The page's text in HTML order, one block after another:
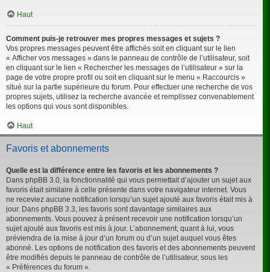
Haut
Comment puis-je retrouver mes propres messages et sujets ?
Vos propres messages peuvent être affichés soit en cliquant sur le lien
« Afficher vos messages » dans le panneau de contrôle de l’utilisateur, soit
en cliquant sur le lien « Rechercher les messages de l’utilisateur » sur la
page de votre propre profil ou soit en cliquant sur le menu « Raccourcis »
situé sur la partie supérieure du forum. Pour effectuer une recherche de vos
propres sujets, utilisez la recherche avancée et remplissez convenablement
les options qui vous sont disponibles.
Haut
Favoris et abonnements
Quelle est la différence entre les favoris et les abonnements ?
Dans phpBB 3.0, la fonctionnalité qui vous permettait d’ajouter un sujet aux
favoris était similaire à celle présente dans votre navigateur internet. Vous
ne receviez aucune notification lorsqu’un sujet ajouté aux favoris était mis à
jour. Dans phpBB 3.3, les favoris sont davantage similaires aux
abonnements. Vous pouvez à présent recevoir une notification lorsqu’un
sujet ajouté aux favoris est mis à jour. L’abonnement, quant à lui, vous
préviendra de la mise à jour d’un forum ou d’un sujet auquel vous êtes
abonné. Les options de notification des favoris et des abonnements peuvent
être modifiés depuis le panneau de contrôle de l’utilisateur, sous les
« Préférences du forum ».